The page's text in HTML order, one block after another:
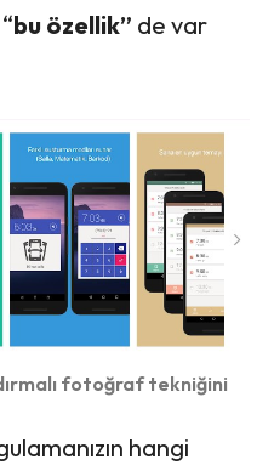
bu özellik” de var
fotoğraf tekniğini
hangi